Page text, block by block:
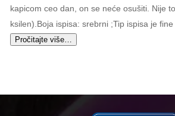
kapicom ceo dan, on se neće osušiti. Nije
ksilen).Boja ispisa: srebrni ;Tip ispisa je fine
Pročitajte više…